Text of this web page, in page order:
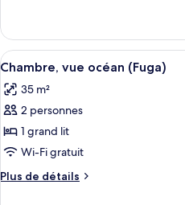
Chambre
Standard
(Fuga)
le
type
de
Chambre
Standard
Afficher
toutes
les
photos
pour
ce
type
de
4
Chambre, vue océan (Fuga)
35 m²
2 personnes
1 grand lit
Wi-Fi gratuit
Plus de détails
Plus